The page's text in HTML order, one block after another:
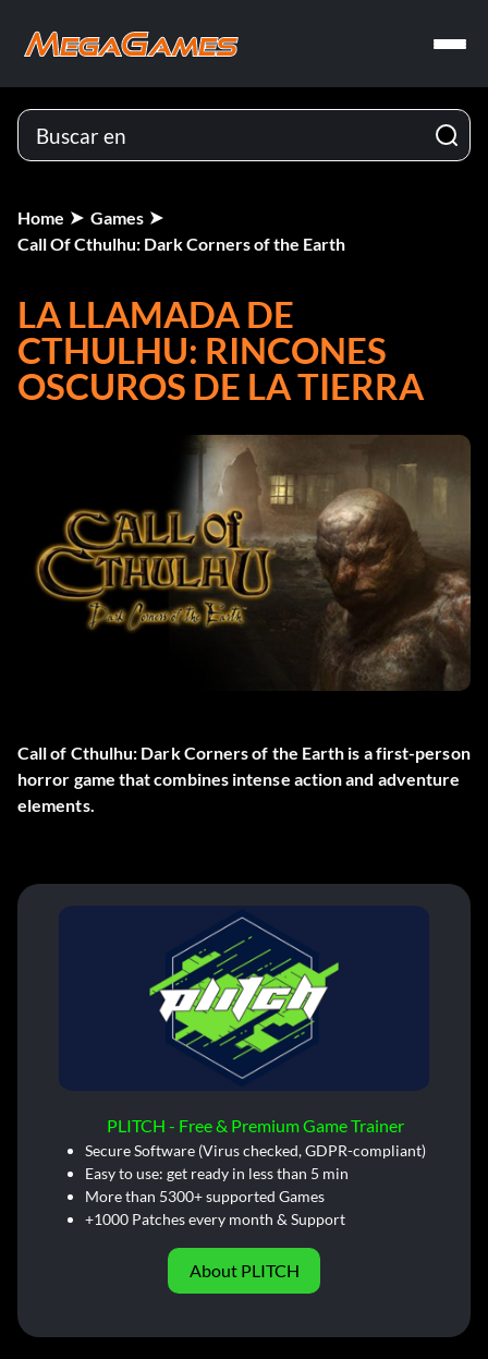
Home
Games
Call Of Cthulhu: Dark Corners of the Earth
LA LLAMADA DE
CTHULHU: RINCONES
OSCUROS DE LA TIERRA
Call of Cthulhu: Dark Corners of the Earth is a first-person
horror game that combines intense action and adventure
elements.
PLITCH - Free & Premium Game Trainer
Secure Software (Virus checked, GDPR-compliant)
Easy to use: get ready in less than 5 min
More than 5300+ supported Games
+1000 Patches every month & Support
About PLITCH